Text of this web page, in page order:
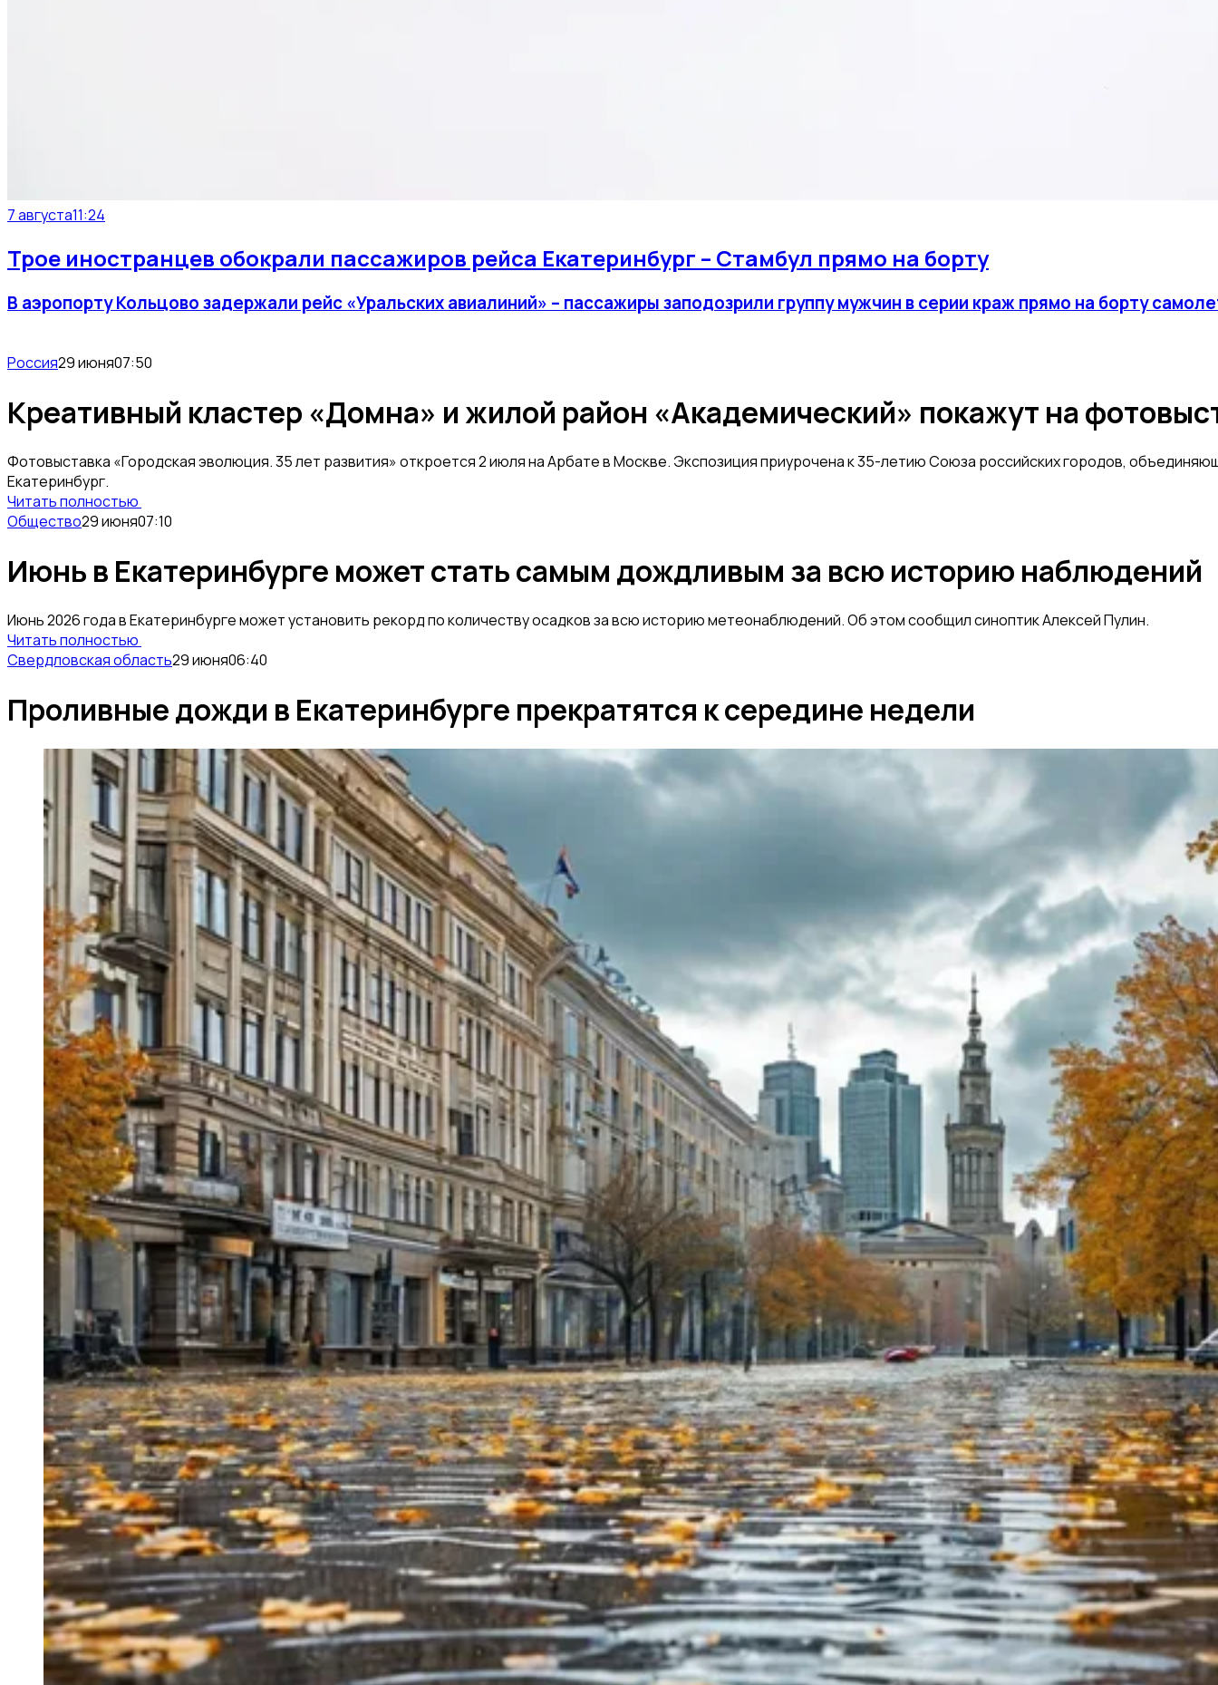
7 августа11:24
Трое иностранцев обокрали пассажиров рейса Екатеринбург – Стамбул прямо на борту
В аэропорту Кольцово задержали рейс «Уральских авиалиний» – пассажиры заподозрили группу мужчин в серии краж прямо на борту
Россия29 июня07:50
Креативный кластер «Домна» и жилой район «Академический» покажут на
Фотовыставка «Городская эволюция. 35 лет развития» откроется 2 июля на Арбате в Москве. Экспозиция приурочена к 35-летию Союза российских городов,
Екатеринбург.
Читать полностью
Общество29 июня07:10
Июнь в Екатеринбурге может стать самым дождливым за всю историю наблюдений
Июнь 2026 года в Екатеринбурге может установить рекорд по количеству осадков за всю историю метеонаблюдений. Об этом сообщил синоптик Алексей Пулин.
Читать полностью
Свердловская область29 июня06:40
Проливные дожди в Екатеринбурге прекратятся к середине недели